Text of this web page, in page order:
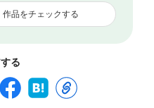
作品をチェックする
る